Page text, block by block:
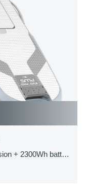
6000W propulsion + 2300Wh battery